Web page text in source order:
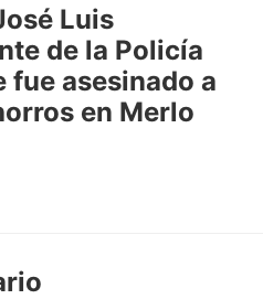
Luis
de la Policía
fue asesinado a
en Merlo